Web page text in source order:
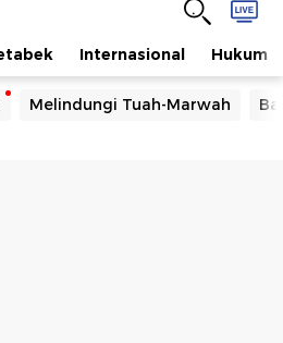
Internasional Hukum
Melindungi Tuah-Marwah